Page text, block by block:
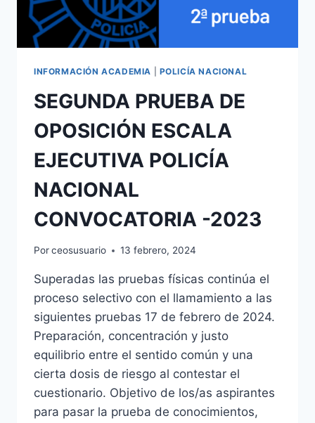
INFORMACIÓN ACADEMIA POLICÍA NACIONAL
SEGUNDA PRUEBA DE
OPOSICIÓN ESCALA
EJECUTIVA POLICÍA
NACIONAL
CONVOCATORIA -2023
Porceosusuario 13 febrero, 2024
Superadas las pruebas físicas continúa el
proceso selectivo con el llamamiento a las
siguientes pruebas 17 de febrero de 2024.
Preparación, concentración y justo
equilibrio entre el sentido común y una
cierta dosis de riesgo al contestar el
cuestionario. Objetivo de los/as aspirantes
para pasar la prueba de conocimientos,